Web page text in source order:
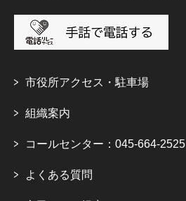
市役所アクセス・駐車場
組織案内
コールセンター：045-664-2525
よくある質問